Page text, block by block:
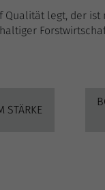
Qualität legt, der
STÄRKE